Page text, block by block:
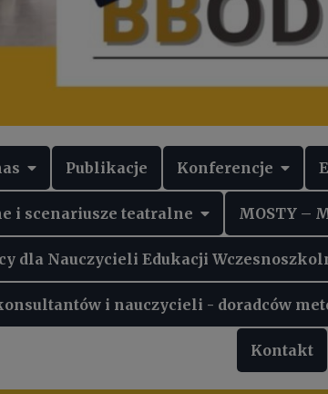
Publikacje Konferencje
i scenariusze teatralne MOSTY –
dla Nauczycieli Edukacji
i nauczycieli - doradców
Kontakt